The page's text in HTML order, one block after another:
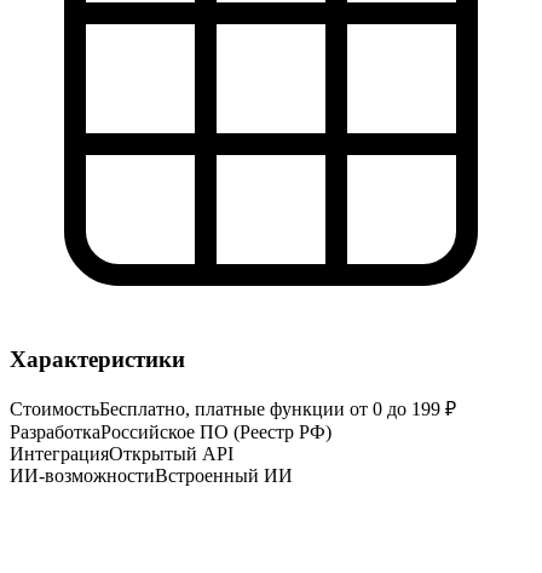
Характеристики
СтоимостьБесплатно, платные функции от 0 до 199 ₽
РазработкаРоссийское ПО (Реестр РФ)
ИнтеграцияОткрытый API
ИИ-возможностиВстроенный ИИ